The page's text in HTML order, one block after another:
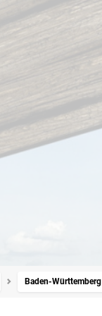
Baden-Württemberg